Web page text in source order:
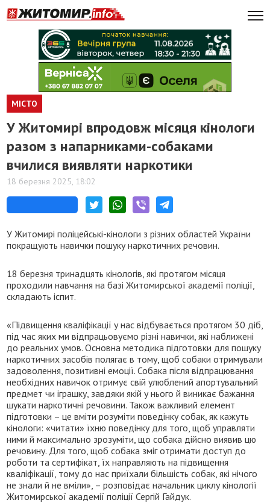
МІСТО
У Житомирі впродовж місяця кінологи
разом з напарниками-собаками
вчилися виявляти наркотики
18 березня 2025, 18:02
У Житомирі поліцейські-кінологи з різних областей України
покращують навички пошуку наркотичних речовин.
18 березня тринадцять кінологів, які протягом місяця
проходили навчання на базі Житомирської академії поліції,
складають іспит.
«Підвищення кваліфікації у нас відбувається протягом 30 діб,
під час яких ми відпрацьовуємо різні навички, які наближені
до реальних умов. Основна методика підготовки для пошуку
наркотичних засобів полягає в тому, щоб собаки отримували
задоволення, позитивні емоції. Собака після відпрацювання
необхідних навичок отримує свій улюблений апортувальний
предмет чи іграшку, завдяки якій у нього й виникає бажання
шукати наркотичні речовини. Також важливий елемент
підготовки – це вміти розуміти поведінку собак, як кажуть
кінологи: «читати» їхню поведінку для того, щоб управляти
ними й максимально зрозуміти, що собака дійсно виявив цю
речовину. Для того, щоб собака зміг отримати доступ до
роботи та сертифікат, їх направляють на підвищення
кваліфікації, тому до нас приїхали більшість собак, які нічого
не знали й не вміли», – розповідає начальник циклу кінології
Житомирської академії поліції Сергій Гайдук.